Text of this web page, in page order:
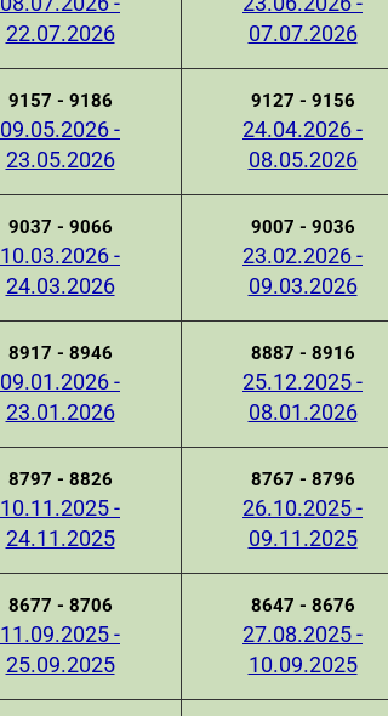
22.07.2026
07.07.2026
9157 - 9186
09.05.2026 -
23.05.2026
9127 - 9156
24.04.2026 -
08.05.2026
9037 - 9066
10.03.2026 -
24.03.2026
9007 - 9036
23.02.2026 -
09.03.2026
8917 - 8946
09.01.2026 -
23.01.2026
8887 - 8916
25.12.2025 -
08.01.2026
8797 - 8826
10.11.2025 -
24.11.2025
8767 - 8796
26.10.2025 -
09.11.2025
8677 - 8706
11.09.2025 -
25.09.2025
8647 - 8676
27.08.2025 -
10.09.2025